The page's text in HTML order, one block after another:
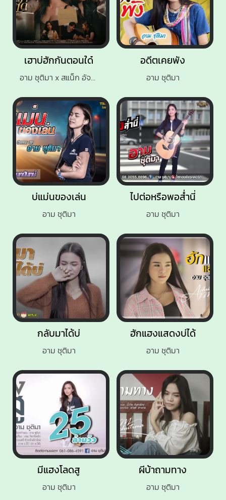
ไปต่อหรือพอส่ำนี่
อาม ชุติมา
มีแฮงโลดสู
อาม ชุติมา
ฮักแฮงแสดงบ่ได้
อาม ชุติมา
อดีตเคยพัง
อาม ชุติมา
กลับมาได้บ่
อาม ชุติมา
ผีบ้าถามทาง
อาม ชุติมา
บ่แม่นของเล่น
อาม ชุติมา
เฮาบ่ฮักกันตอนใด๋
อาม ชุติมา x สแน็ก อัจฉรีย์